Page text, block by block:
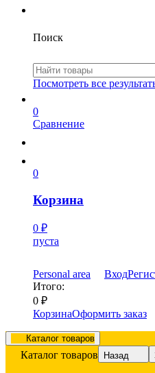
Поиск
Посмотреть все
0
Сравнение
0
Корзина
0 ₽
пуста
Personal area Вход
Итого:
0 ₽
КорзинаОформить заказ
Каталог товаров
Каталог товаров Назад